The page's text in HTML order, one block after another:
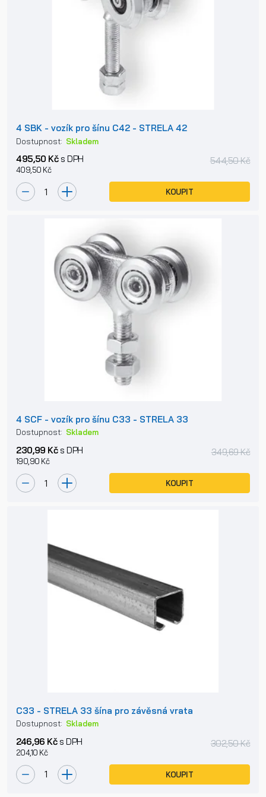
4 SBK - vozík pro šínu C42 - STRELA 42
Dostupnost: Skladem
495,50 Kčs DPH
409,50 Kč
544,50 Kč
KOUPIT
4 SCF - vozík pro šínu C33 - STRELA 33
Dostupnost: Skladem
230,99 Kčs DPH
190,90 Kč
349,69 Kč
KOUPIT
C33 - STRELA 33 šína pro závěsná vrata
Dostupnost: Skladem
246,96 Kčs DPH
204,10 Kč
302,50 Kč
KOUPIT